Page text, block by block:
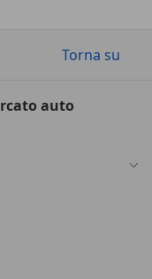
Torna su
auto